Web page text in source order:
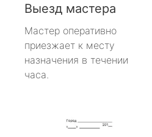
Выезд мастера
Мастер оперативно
приезжает к месту
назначения в течении
часа.